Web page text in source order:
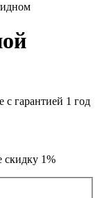
гарантией 1 год
скидку 1%